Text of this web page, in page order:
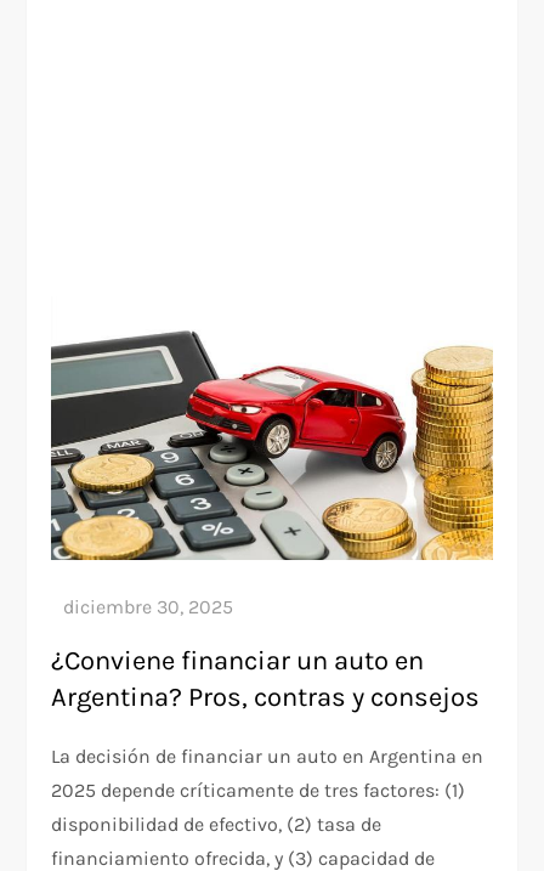
¿Conviene financiar un auto en
Argentina? Pros, contras y consejos
La decisión de financiar un auto en Argentina en
2025 depende críticamente de tres factores: (1)
disponibilidad de efectivo, (2) tasa de
financiamiento ofrecida, y (3) capacidad de